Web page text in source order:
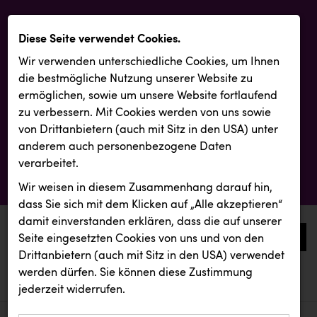
0
aktuelle aussendungen
aktuelle aussendungen
Diese Seite verwendet Cookies.
Wir verwenden unterschiedliche Cookies, um Ihnen
die best­mögliche Nutzung unserer Website zu
ermöglichen, sowie um unsere Website fortlaufend
zu verbessern. Mit Cookies werden von uns sowie
von Drittanbietern (auch mit Sitz in den USA) unter
anderem auch personenbezogene Daten
verarbeitet.
Wir weisen in diesem Zusammenhang darauf hin,
dass Sie sich mit dem Klicken auf „Alle akzeptieren“
damit ein­ver­standen erklären, dass die auf unserer
Seite eingesetzten Cookies von uns und von den
Drittanbietern (auch mit Sitz in den USA) verwendet
werden dürfen. Sie können diese Zustimmung
jederzeit widerrufen.